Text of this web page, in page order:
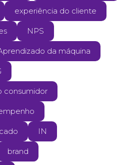
experiência do cliente
NPS
da máquina
consumidor
IN
brand